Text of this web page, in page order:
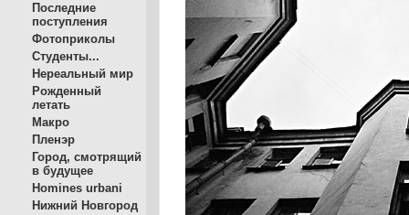
Последние
поступления
Фотоприколы
Студенты...
Нереальный мир
Рожденный
летать
Макро
Пленэр
Город, смотрящий
в будущее
Homines urbani
Нижний Новгород